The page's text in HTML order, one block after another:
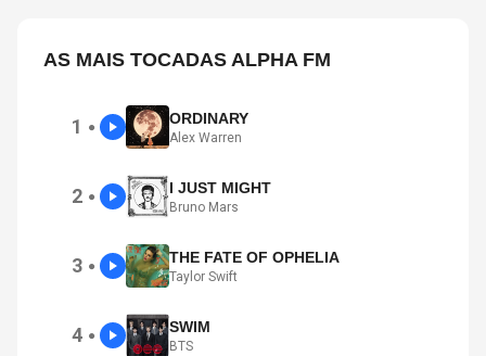
AS MAIS TOCADAS ALPHA FM
1 ● ORDINARY
Alex Warren
2 ● I JUST MIGHT
Bruno Mars
3 ● THE FATE OF OPHELIA
Taylor Swift
4 ● SWIM
BTS